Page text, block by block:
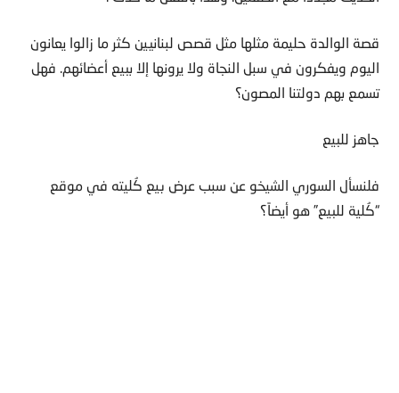
قصة الوالدة حليمة مثلها مثل قصص لبنانيين كثر ما زالوا يعانون
اليوم ويفكرون في سبل النجاة ولا يرونها إلا ببيع أعضائهم. فهل
تسمع بهم دولتنا المصون؟
جاهز للبيع
فلنسأل السوري الشيخو عن سبب عرض بيع كُليته في موقع
“كُلية للبيع” هو أيضاً؟